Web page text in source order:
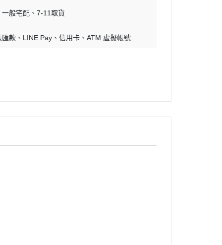
一般宅配
7-11取貨
匯款 LINE Pay 信用卡 ATM 虛擬帳號